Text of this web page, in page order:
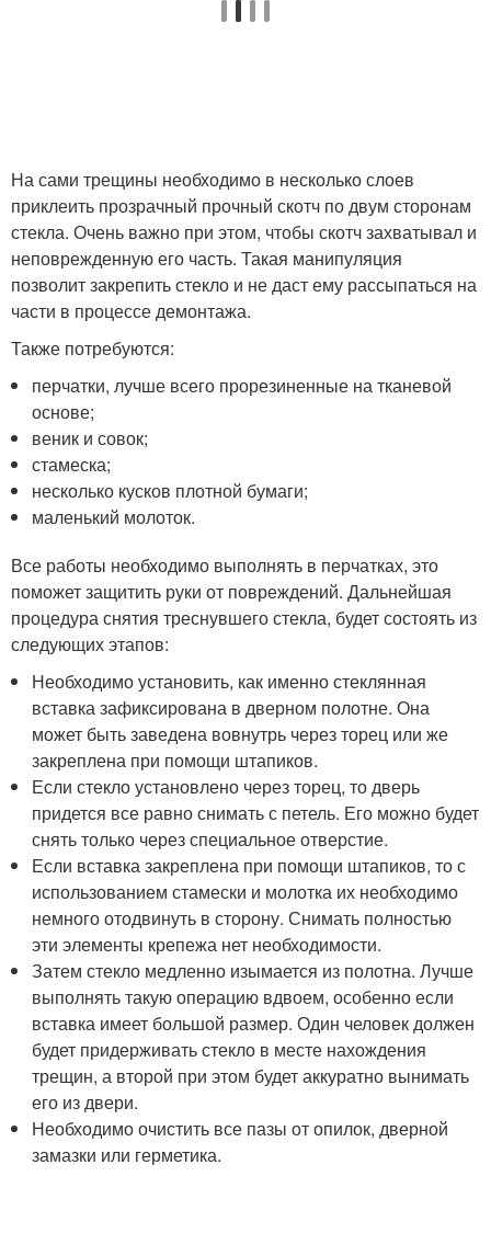
На сами трещины необходимо в несколько слоев
приклеить прозрачный прочный скотч по двум сторонам
стекла. Очень важно при этом, чтобы скотч захватывал и
неповрежденную его часть. Такая манипуляция
позволит закрепить стекло и не даст ему рассыпаться на
части в процессе демонтажа.
Также потребуются:
перчатки, лучше всего прорезиненные на тканевой
основе;
веник и совок;
стамеска;
несколько кусков плотной бумаги;
маленький молоток.
Все работы необходимо выполнять в перчатках, это
поможет защитить руки от повреждений. Дальнейшая
процедура снятия треснувшего стекла, будет состоять из
следующих этапов:
Необходимо установить, как именно стеклянная
вставка зафиксирована в дверном полотне. Она
может быть заведена вовнутрь через торец или же
закреплена при помощи штапиков.
Если стекло установлено через торец, то дверь
придется все равно снимать с петель. Его можно будет
снять только через специальное отверстие.
Если вставка закреплена при помощи штапиков, то с
использованием стамески и молотка их необходимо
немного отодвинуть в сторону. Снимать полностью
эти элементы крепежа нет необходимости.
Затем стекло медленно изымается из полотна. Лучше
выполнять такую операцию вдвоем, особенно если
вставка имеет большой размер. Один человек должен
будет придерживать стекло в месте нахождения
трещин, а второй при этом будет аккуратно вынимать
его из двери.
Необходимо очистить все пазы от опилок, дверной
замазки или герметика.